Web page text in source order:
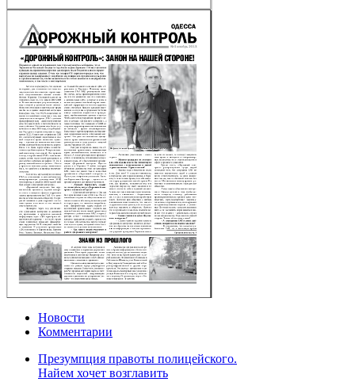
Новости
Комментарии
Презумпция правоты полицейского.
Найем хочет возглавить